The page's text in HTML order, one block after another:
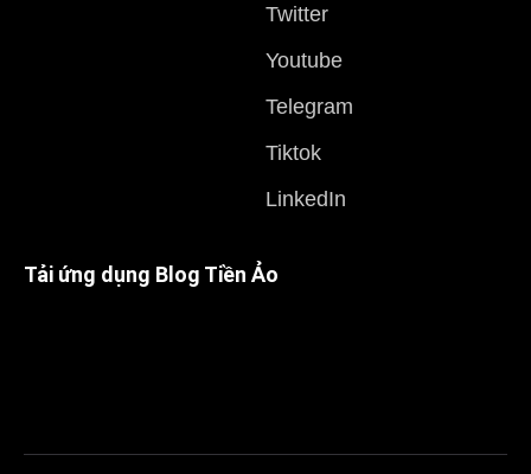
Twitter
Youtube
Telegram
Tiktok
LinkedIn
Tải ứng dụng Blog Tiền Ảo